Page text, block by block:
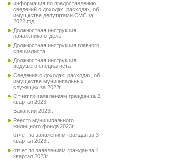
информация по предоставлению
сведений о доходах, расходах, об
имуществе депутатами СМС за
2022 год
Должностная инструкция
начальника отдела
Должностная инструкция главного
специалиста
Должностная инструкция
ведущего специалиста
Сведения о доходах, расходах, об
имуществе муниципальных
служащих за 2022г.
Отчет по заявлениям граждан за 2
квартал 2023
Вакансии 2023г.
Реестр муниципального
жилищного фонда 2023г.
отчет по заявлениям граждан за 3
квартал 2023г.
отчет по заявлениям граждан за 4
квартал 2023г.